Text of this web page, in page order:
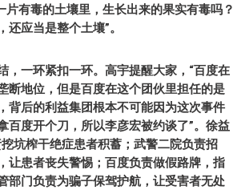
片有毒的土壤里，生长出来的果实有毒吗？
应当是整个土壤”。
，一环紧扣一环。高宇提醒大家，“百度在
断地位，但是百度在这个团伙里担任的是
背后的利益集团根本不可能因为这次事件
百度开个刀，所以李彦宏被约谈了”。徐益
坑榨干绝症患者积蓄；武警二院负责招
让患者丧失警惕；百度负责做假路牌，指
部门负责为骗子保驾护航，让受害者无处